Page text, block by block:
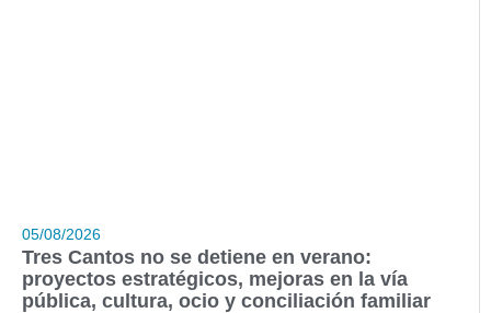
05/08/2026
Tres Cantos no se detiene en verano:
proyectos estratégicos, mejoras en la vía
pública, cultura, ocio y conciliación familiar